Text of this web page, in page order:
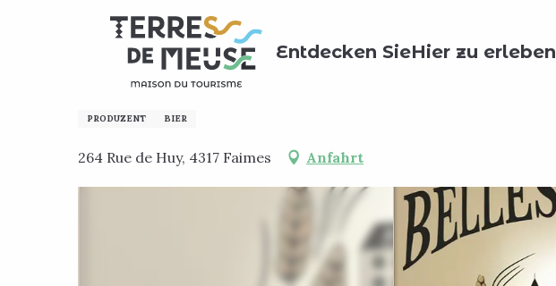
Entdecken SieHier zu erleben
Home Entdecken Sie Hinweis für Amateure!
Belles de Hesbaye
PRODUZENT BIER
264 Rue de Huy, 4317 Faimes Anfahrt